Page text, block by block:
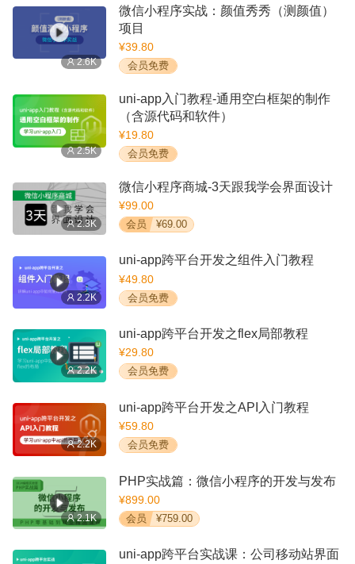
2.6K
微信小程序实战：颜值秀秀（测颜值）
项目
¥39.80
会员免费
2.5K
uni-app入门教程-通用空白框架的制作
（含源代码和软件）
¥19.80
会员免费
2.3K
微信小程序商城-3天跟我学会界面设计
¥99.00
会员 ¥69.00
2.2K
uni-app跨平台开发之组件入门教程
¥49.80
会员免费
2.2K
uni-app跨平台开发之flex局部教程
¥29.80
会员免费
2.2K
uni-app跨平台开发之API入门教程
¥59.80
会员免费
2.1K
PHP实战篇：微信小程序的开发与发布
¥899.00
会员 ¥759.00
uni-app跨平台实战课：公司移动站界面